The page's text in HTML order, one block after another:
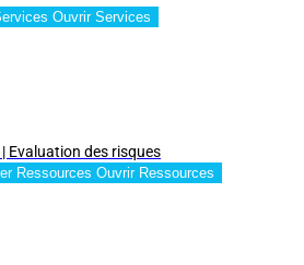
Ouvrir Services
Evaluation des risques
Ressources Ouvrir Ressources